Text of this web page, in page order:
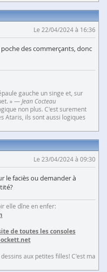
Le 22/04/2024 à 16:36
des commerçants, donc
gauche un singe et, sur
» — Jean Cocteau
non plus. C'est surement
Ataris, ils sont aussi logiques
Le 23/04/2024 à 09:30
le faciès ou demander à
elle dîne en enfer:
de toutes les consoles
aux petites filles! C'est ma